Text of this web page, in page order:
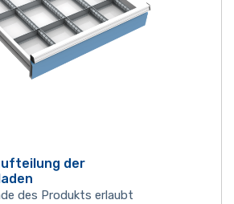
der
des Produkts erlaubt